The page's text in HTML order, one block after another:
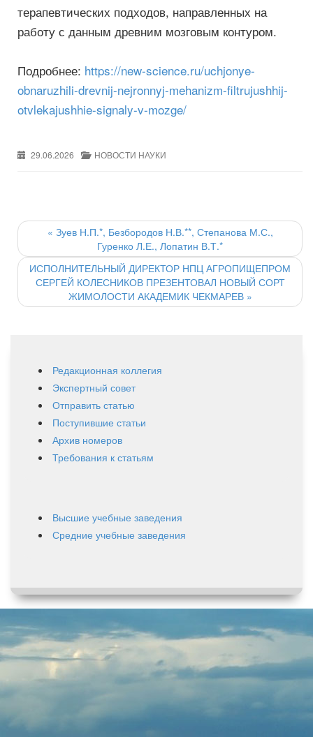
терапевтических подходов, направленных на
работу с данным древним мозговым контуром.
Подробнее: https://new-science.ru/uchjonye-
obnaruzhili-drevnij-nejronnyj-mehanizm-filtrujushhij-
otvlekajushhie-signaly-v-mozge/
29.06.2026 НОВОСТИ НАУКИ
Post
navigation
« Зуев Н.П.*, Безбородов Н.В.**, Степанова М.С.,
Гуренко Л.Е., Лопатин В.Т.*
ИСПОЛНИТЕЛЬНЫЙ ДИРЕКТОР НПЦ АГРОПИЩЕПРОМ
СЕРГЕЙ КОЛЕСНИКОВ ПРЕЗЕНТОВАЛ НОВЫЙ СОРТ
ЖИМОЛОСТИ АКАДЕМИК ЧЕКМАРЕВ »
Редакционная коллегия
Экспертный совет
Отправить статью
Поступившие статьи
Архив номеров
Требования к статьям
Высшие учебные заведения
Средние учебные заведения